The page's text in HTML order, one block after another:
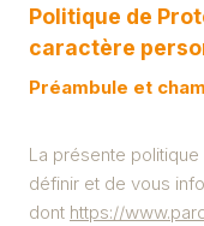
Politique de
caractère
Préambule et
La présente
définir et de vous
dont https://